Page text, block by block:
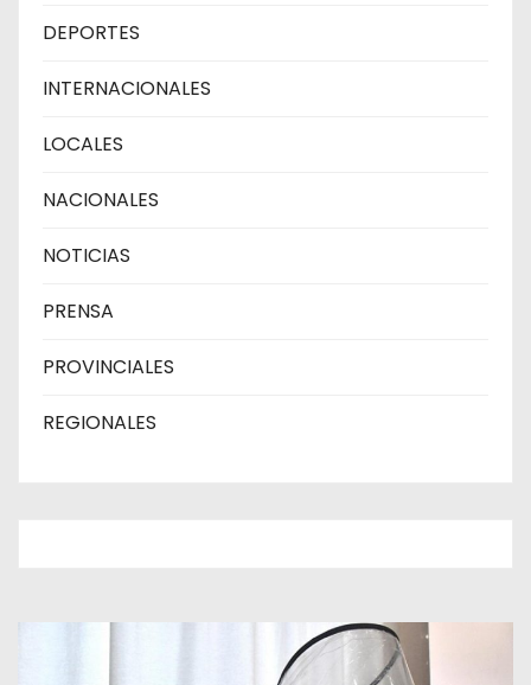
DEPORTES
INTERNACIONALES
LOCALES
NACIONALES
NOTICIAS
PRENSA
PROVINCIALES
REGIONALES